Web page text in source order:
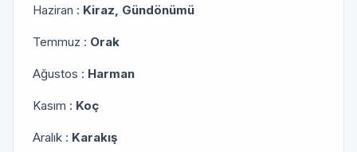
Haziran : Kiraz, Gündönümü
Temmuz : Orak
Ağustos : Harman
Kasım : Koç
Aralık : Karakış